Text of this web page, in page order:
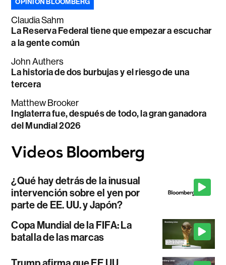
Claudia Sahm
La Reserva Federal tiene que empezar a escuchar
a la gente común
John Authers
La historia de dos burbujas y el riesgo de una
tercera
Matthew Brooker
Inglaterra fue, después de todo, la gran ganadora
del Mundial 2026
¿Qué hay detrás de la inusual
intervención sobre el yen por
parte de EE. UU. y Japón?
Copa Mundial de la FIFA: La
batalla de las marcas